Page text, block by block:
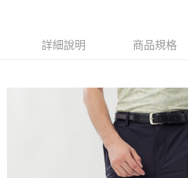
每筆NT$60，滿NT$1,200(含以上)免運費
每筆NT$60，滿NT$1,200(含以上)免運費
詳細說明 商品規格